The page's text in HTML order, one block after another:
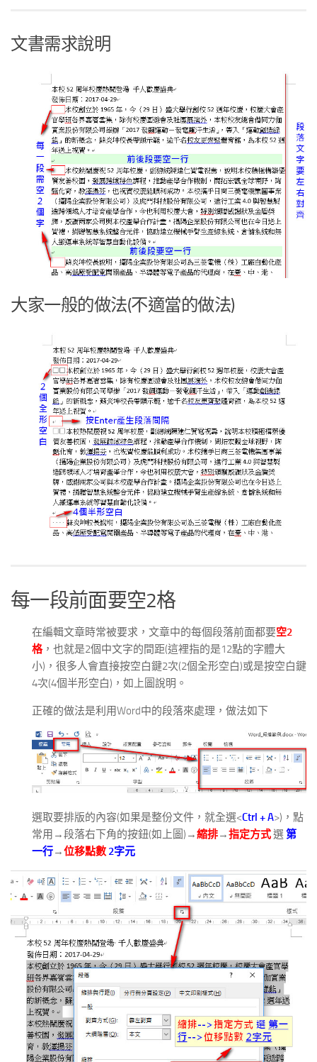
文書需求說明
大家一般的做法(不適當的做法)
每一段前面要空2格
在編輯文章時常被要求，文章中的每個段落前面都要空2
格，也就是2個中文字的間距(這裡指的是12點的字體大
小)，很多人會直接按空白鍵2次(2個全形空白)或是按空白鍵
4次(4個半形空白)，如上圖說明。
正確的做法是利用Word中的段落來處理，做法如下
選取要排版的內容(如果是整份文件，就全選<Ctrl + A>)，點
常用→段落右下角的按鈕(如上圖)→縮排→指定方式選第
一行→位移點數 2字元